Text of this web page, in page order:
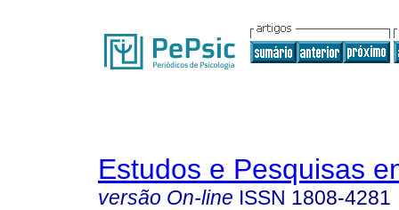
Estudos e Pesquisas
versão On-line ISSN 1808-4281